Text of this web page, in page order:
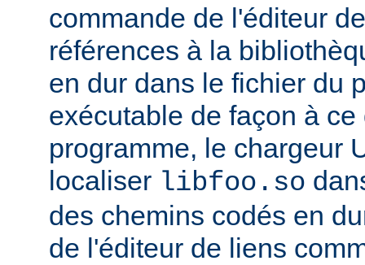
commande de l'éditeur
références à la
en dur dans le fichier du
exécutable de façon à
programme, le chargeur
localiser libfoo.so
des chemins codés en
de l'éditeur de liens